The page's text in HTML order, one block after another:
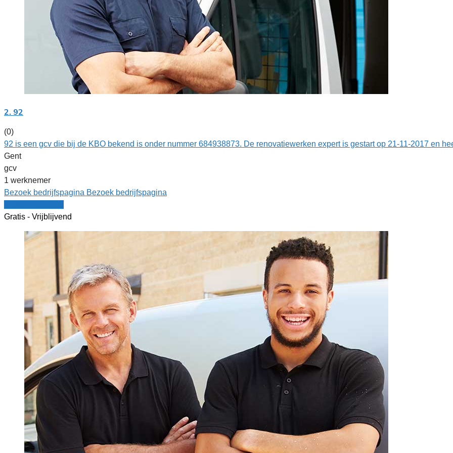
2. 92
(0)
92 is een gcv die bij de KBO bekend is onder nummer 684938873. De renovatiewerken expert is gestart op 21-11-2017 en
Gent
gcv
1 werknemer
Bezoek bedrijfspagina Bezoek bedrijfspagina
Gratis - Vrijblijvend